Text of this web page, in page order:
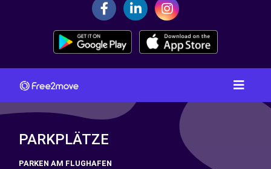
PARKPLÄTZE
PARKEN AM FLUGHAFEN